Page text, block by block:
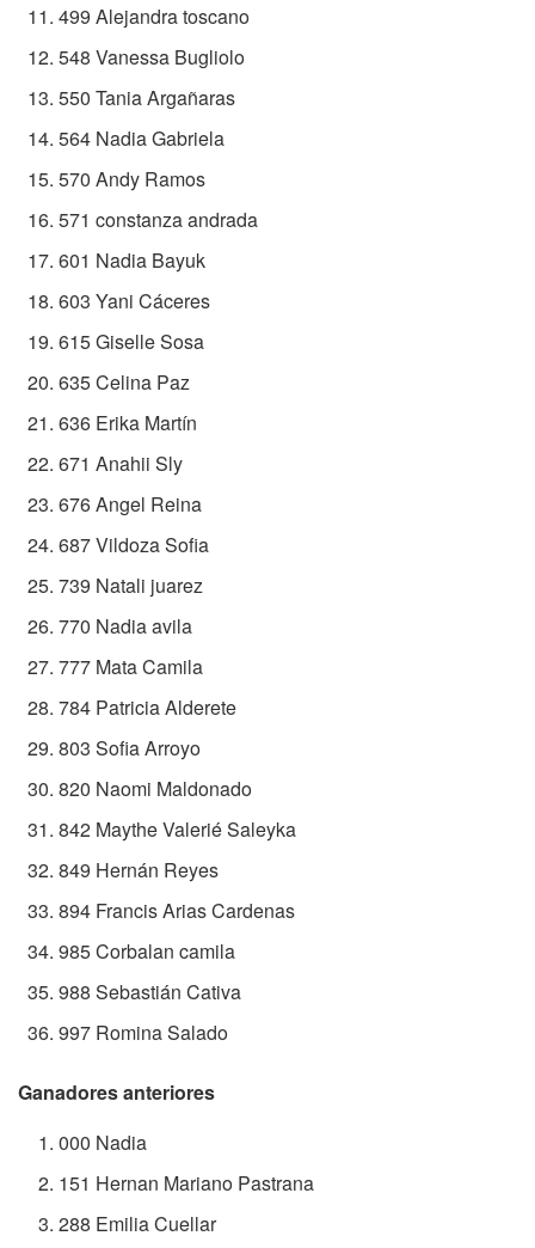
499 Alejandra toscano
548 Vanessa Bugliolo
550 Tania Argañaras
564 Nadia Gabriela
570 Andy Ramos
571 constanza andrada
601 Nadia Bayuk
603 Yani Cáceres
615 Giselle Sosa
635 Celina Paz
636 Erika Martín
671 Anahii Sly
676 Angel Reina
687 Vildoza Sofia
739 Natali juarez
770 Nadia avila
777 Mata Camila
784 Patricia Alderete
803 Sofia Arroyo
820 Naomi Maldonado
842 Maythe Valerié Saleyka
849 Hernán Reyes
894 Francis Arias Cardenas
985 Corbalan camila
988 Sebastián Cativa
997 Romina Salado
Ganadores anteriores
000 Nadia
151 Hernan Mariano Pastrana
288 Emilia Cuellar